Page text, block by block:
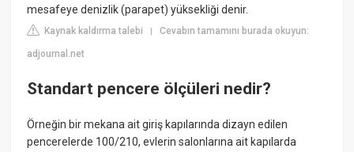
mesafeye denizlik (parapet) yüksekliği denir.
Kaynak kaldırma talebi |Cevabın tamamını burada okuyun:
adjournal.net
Standart pencere ölçüleri nedir?
Örneğin bir mekana ait giriş kapılarında dizayn edilen
pencerelerde 100/210, evlerin salonlarına ait kapılarda